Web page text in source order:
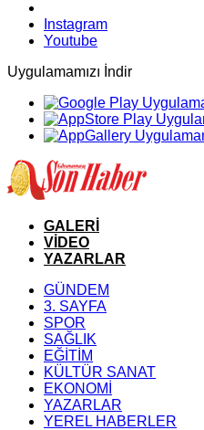
Instagram
Youtube
Uygulamamızı İndir
GALERİ
VİDEO
YAZARLAR
GÜNDEM
3. SAYFA
SPOR
SAĞLIK
EĞİTİM
KÜLTÜR SANAT
EKONOMİ
YAZARLAR
YEREL HABERLER